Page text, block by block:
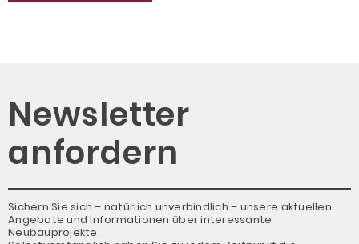
Newsletter
anfordern
Sichern Sie sich – natürlich unverbindlich – unsere aktuellen
Angebote und Informationen über interessante
Neubauprojekte.